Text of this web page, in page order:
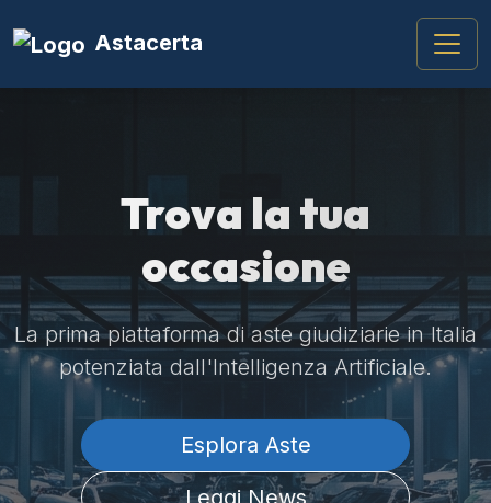
Astacerta
Trova la tua
occasione
La prima piattaforma di aste giudiziarie in Italia
potenziata dall'Intelligenza Artificiale.
Esplora Aste
Leggi News